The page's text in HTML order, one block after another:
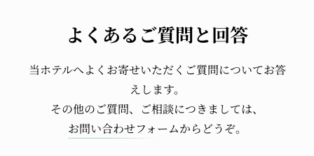
よくあるご質問と回答
当ホテルへよくお寄せいただくご質問についてお答
えします。
その他のご質問、ご相談につきましては、
お問い合わせフォームからどうぞ。